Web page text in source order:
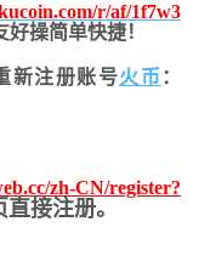
r/af/1f7w3
操简单快捷！
新注册账号火币 ：
zh-CN/register?
接注册。